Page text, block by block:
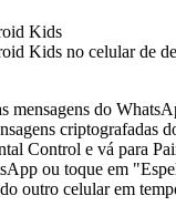
Kids
Kids no celular de
mensagens do
criptografadas
Control e vá para
ou toque em
outro celular em